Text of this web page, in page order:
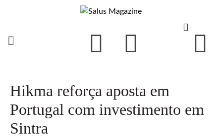
Hikma reforça aposta em
Portugal com investimento em
Sintra